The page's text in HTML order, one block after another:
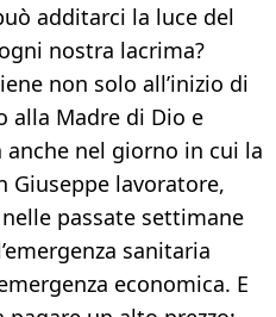
additarci la luce del
nostra lacrima?
non solo all’inizio di
alla Madre di Dio e
nel giorno in cui la
Giuseppe lavoratore,
passate settimane
sanitaria
economica. E